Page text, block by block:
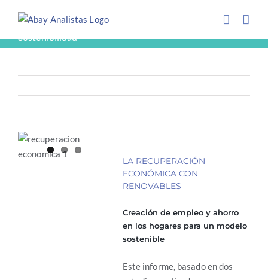
contenido
INFORMES
Sostenibilidad
LA RECUPERACIÓN
ECONÓMICA CON
RENOVABLES
Creación de empleo y ahorro
en los hogares para un modelo
sostenible
Este informe, basado en dos